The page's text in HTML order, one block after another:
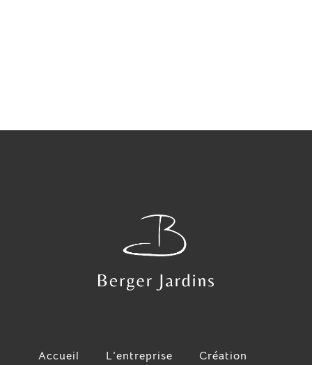
Accueil L’entreprise Création